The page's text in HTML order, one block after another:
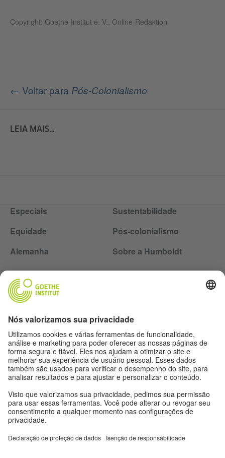
Copyright: Goethe-Institut e. V., Online-Redaktion
← Voltar para Pós-Colonialismo
LEIA MAIS…
Especiais
Sustentabilidade
Equidade
Pós-colonialismo
Alemanha
Sobre a Humboldt
Expediente
Proteção de dados
Termos de uso
Proteção de dados
Siga a revista Humboldt nas redes sociais
Outras publicações do Goethe-Institut